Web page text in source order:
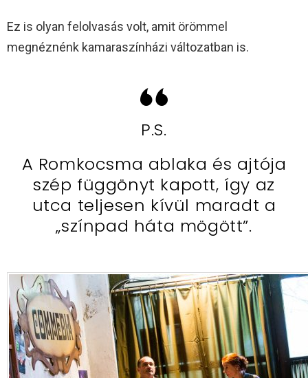
Ez is olyan felolvasás volt, amit örömmel
megnéznénk kamaraszínházi változatban is.
P.S.
A Romkocsma ablaka és ajtója
szép függönyt kapott, így az
utca teljesen kívül maradt a
„színpad háta mögött”.